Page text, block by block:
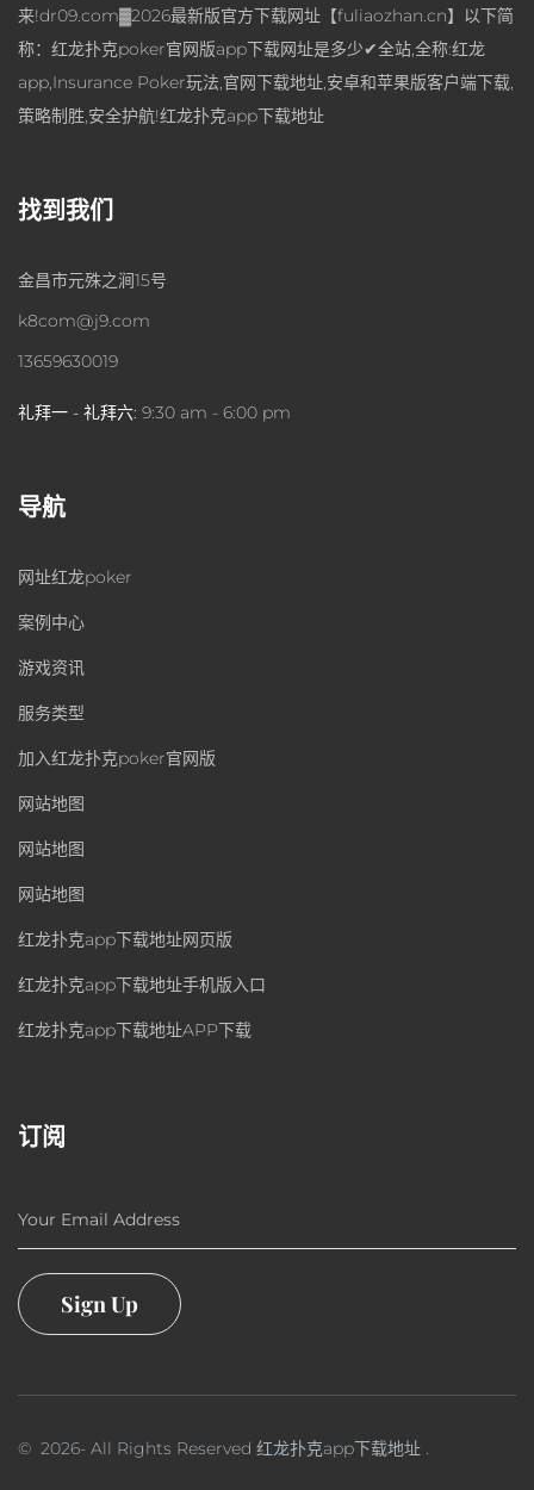
来!dr09.com▓2026最新版官方下载网址【fuliaozhan.cn】以下简
称：红龙扑克poker官网版app下载网址是多少✔全站,全称:红龙
app,Insurance Poker玩法,官网下载地址,安卓和苹果版客户端下载,
策略制胜,安全护航!红龙扑克app下载地址
找到我们
金昌市元殊之涧15号
k8com@j9.com
13659630019
礼拜一 - 礼拜六: 9:30 am - 6:00 pm
导航
网址红龙poker
案例中心
游戏资讯
服务类型
加入红龙扑克poker官网版
网站地图
网站地图
网站地图
红龙扑克app下载地址网页版
红龙扑克app下载地址手机版入口
红龙扑克app下载地址APP下载
订阅
Your Email Address
Sign Up
© 2026- All Rights Reserved 红龙扑克app下载地址 .